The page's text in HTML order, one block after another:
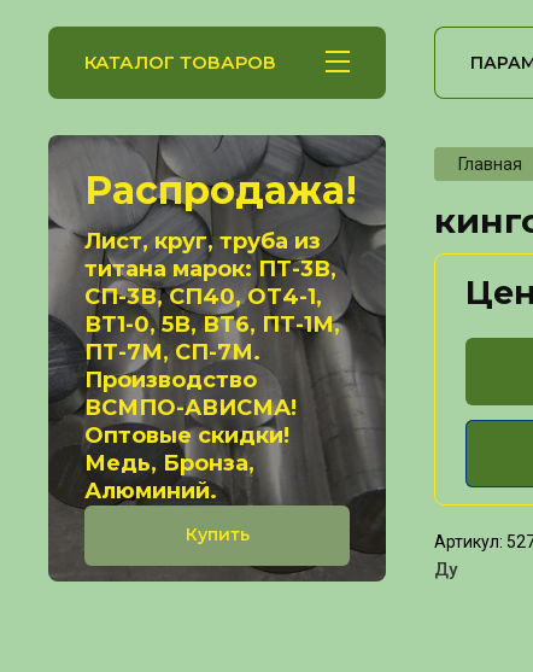
КАТАЛОГ ТОВАРОВ
Распродажа!
Лист, круг, труба из
титана марок: ПТ-3В,
СП-3В, СП40, ОТ4-1,
ВТ1-0, 5В, ВТ6, ПТ-1М,
ПТ-7М, СП-7М.
Производство
ВСМПО-АВИСМА!
Оптовые скидки!
Медь, Бронза,
Алюминий.
Купить
Главная
Артикул:
Ду